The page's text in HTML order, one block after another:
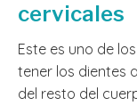
cervicales
Este es uno de
tener los dientes
del resto del